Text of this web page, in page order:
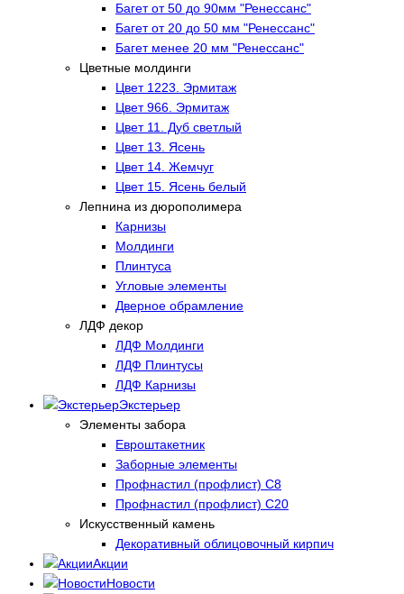
Багет от 50 до 90мм "Ренессанс"
Багет от 20 до 50 мм "Ренессанс"
Багет менее 20 мм "Ренессанс"
Цветные молдинги
Цвет 1223. Эрмитаж
Цвет 966. Эрмитаж
Цвет 11. Дуб светлый
Цвет 13. Ясень
Цвет 14. Жемчуг
Цвет 15. Ясень белый
Лепнина из дюрополимера
Карнизы
Молдинги
Плинтуса
Угловые элементы
Дверное обрамление
ЛДФ декор
ЛДФ Молдинги
ЛДФ Плинтусы
ЛДФ Карнизы
Экстерьер
Элементы забора
Евроштакетник
Заборные элементы
Профнастил (профлист) С8
Профнастил (профлист) С20
Искусственный камень
Декоративный облицовочный кирпич
Акции
Новости